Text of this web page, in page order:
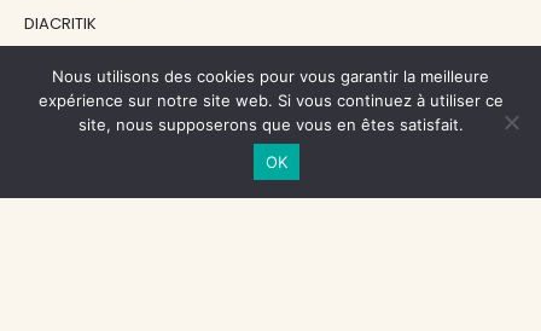
DIACRITIK
NOS SOUTIENS
CENTRE NATIONAL DU LIVRE
Nous utilisons des cookies pour vous garantir la meilleure
expérience sur notre site web. Si vous continuez à utiliser ce
site, nous supposerons que vous en êtes satisfait.
OK